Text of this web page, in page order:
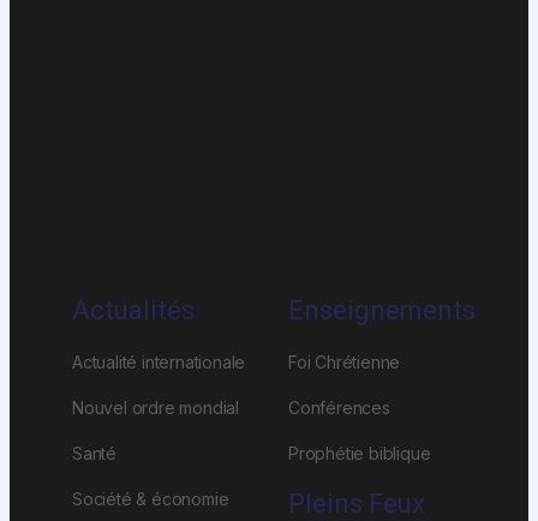
Actualités
Actualité internationale
Nouvel ordre mondial
Santé
Société & économie
Enseignements
Foi Chrétienne
Conférences
Prophétie biblique
Pleins Feux